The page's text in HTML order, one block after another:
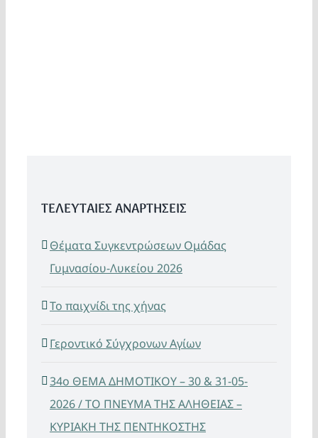
ΤΕΛΕΥΤΑΙΕΣ ΑΝΑΡΤΗΣΕΙΣ
Θέματα Συγκεντρώσεων Ομάδας
Γυμνασίου-Λυκείου 2026
Το παιχνίδι της χήνας
Γεροντικό Σύγχρονων Αγίων
34ο ΘΕΜΑ ΔΗΜΟΤΙΚΟΥ – 30 & 31-05-
2026 / ΤΟ ΠΝΕΥΜΑ ΤΗΣ ΑΛΗΘΕΙΑΣ –
ΚΥΡΙΑΚΗ ΤΗΣ ΠΕΝΤΗΚΟΣΤΗΣ